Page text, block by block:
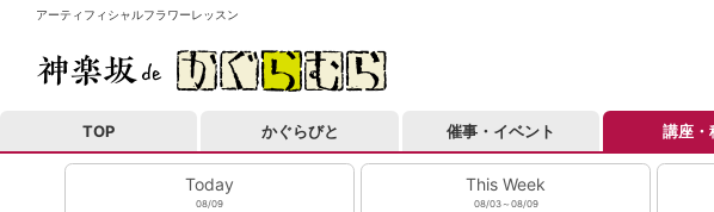
アーティフィシャルフラワーレッスン
TOP かぐらびと 催事・イベント 講座・
Today
08/09
This Week
08/03～08/09